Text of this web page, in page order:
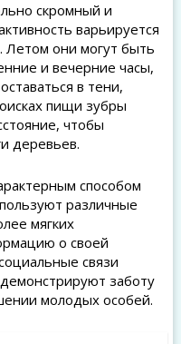
скромный и
варьируется
Летом они могут быть
и вечерние часы,
в тени,
пищи зубры
чтобы
деревьев.
способом
различные
мягких
о своей
связи
заботу
молодых особей.